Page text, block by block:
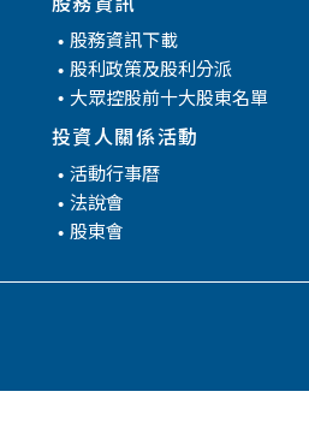
股務資訊下載
股利政策及股利分派
大眾控股前十大股東名單
投資人關係活動
活動行事曆
法說會
股東會